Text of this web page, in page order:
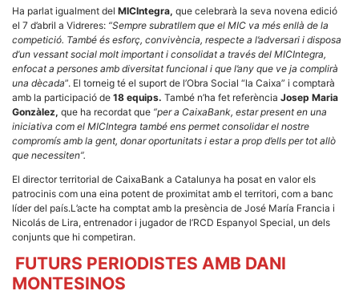
Ha parlat igualment del MICIntegra, que celebrarà la seva novena edició
el 7 d’abril a Vidreres: “Sempre subratllem que el MIC va més enllà de la
competició. També és esforç, convivència, respecte a l’adversari i disposa
d’un vessant social molt important i consolidat a través del MICIntegra,
enfocat a persones amb diversitat funcional i que l’any que ve ja complirà
una dècada”. El torneig té el suport de l’Obra Social “la Caixa” i comptarà
amb la participació de 18 equips. També n’ha fet referència Josep Maria
Gonzàlez, que ha recordat que “per a CaixaBank, estar present en una
iniciativa com el MICIntegra també ens permet consolidar el nostre
compromís amb la gent, donar oportunitats i estar a prop d’ells per tot allò
que necessiten”.
El director territorial de CaixaBank a Catalunya ha posat en valor els
patrocinis com una eina potent de proximitat amb el territori, com a banc
líder del país.L’acte ha comptat amb la presència de José María Francia i
Nicolás de Lira, entrenador i jugador de l’RCD Espanyol Special, un dels
conjunts que hi competiran.
FUTURS PERIODISTES AMB DANI
MONTESINOS